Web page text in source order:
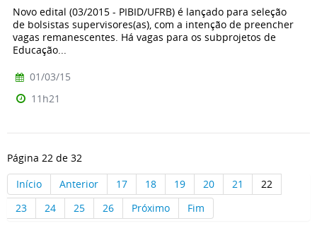
Novo edital (03/2015 - PIBID/UFRB) é lançado para seleção
de bolsistas supervisores(as), com a intenção de preencher
vagas remanescentes. Há vagas para os subprojetos de
Educação...
01/03/15
11h21
Página 22 de 32
Início
Anterior 17 18 19 20 21
22
23
24 25 26 Próximo Fim